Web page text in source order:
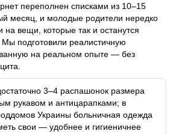
переполнен списками из 10–15
месяц, и молодые родители нередко
на вещи, которые так и останутся
подготовили реалистичную
на реальном опыте — без
3–4 распашонок размера
рукавом и антицарапками; в
Украины больничная одежда
свои — удобнее и гигиеничнее